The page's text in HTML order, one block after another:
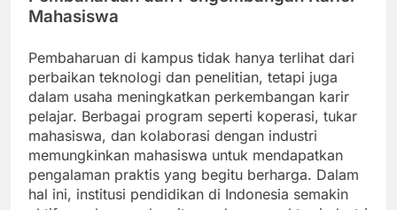
Mahasiswa
Pembaharuan di kampus tidak hanya terlihat dari
perbaikan teknologi dan penelitian, tetapi juga
dalam usaha meningkatkan perkembangan karir
pelajar. Berbagai program seperti koperasi, tukar
mahasiswa, dan kolaborasi dengan industri
memungkinkan mahasiswa untuk mendapatkan
pengalaman praktis yang begitu berharga. Dalam
hal ini, institusi pendidikan di Indonesia semakin